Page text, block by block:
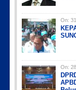
On:
On: